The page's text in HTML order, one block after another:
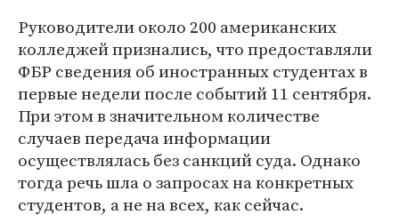
Руководители около 200 американских
колледжей признались, что предоставляли
ФБР сведения об иностранных студентах в
первые недели после событий 11 сентября.
При этом в значительном количестве
случаев передача информации
осуществлялась без санкций суда. Однако
тогда речь шла о запросах на конкретных
студентов, а не на всех, как сейчас.